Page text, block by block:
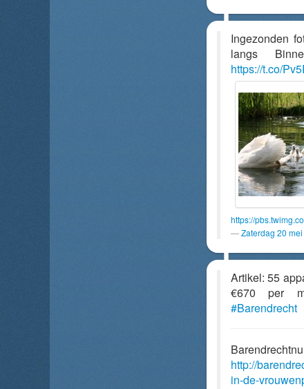
Ingezonden
langs
https://t.co/
https://
Zaterdag 20
Artikel: 55
€670 per
#Barendrecht
http://
in-de-